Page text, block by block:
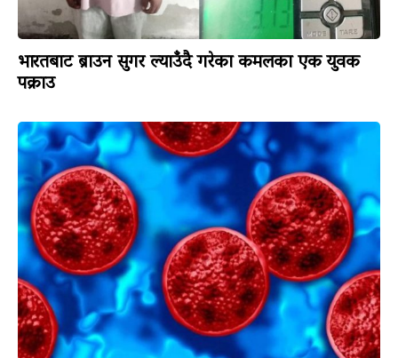
भारतबाट ब्राउन सुगर ल्याउँदै गरेका कमलका एक युवक
पक्राउ